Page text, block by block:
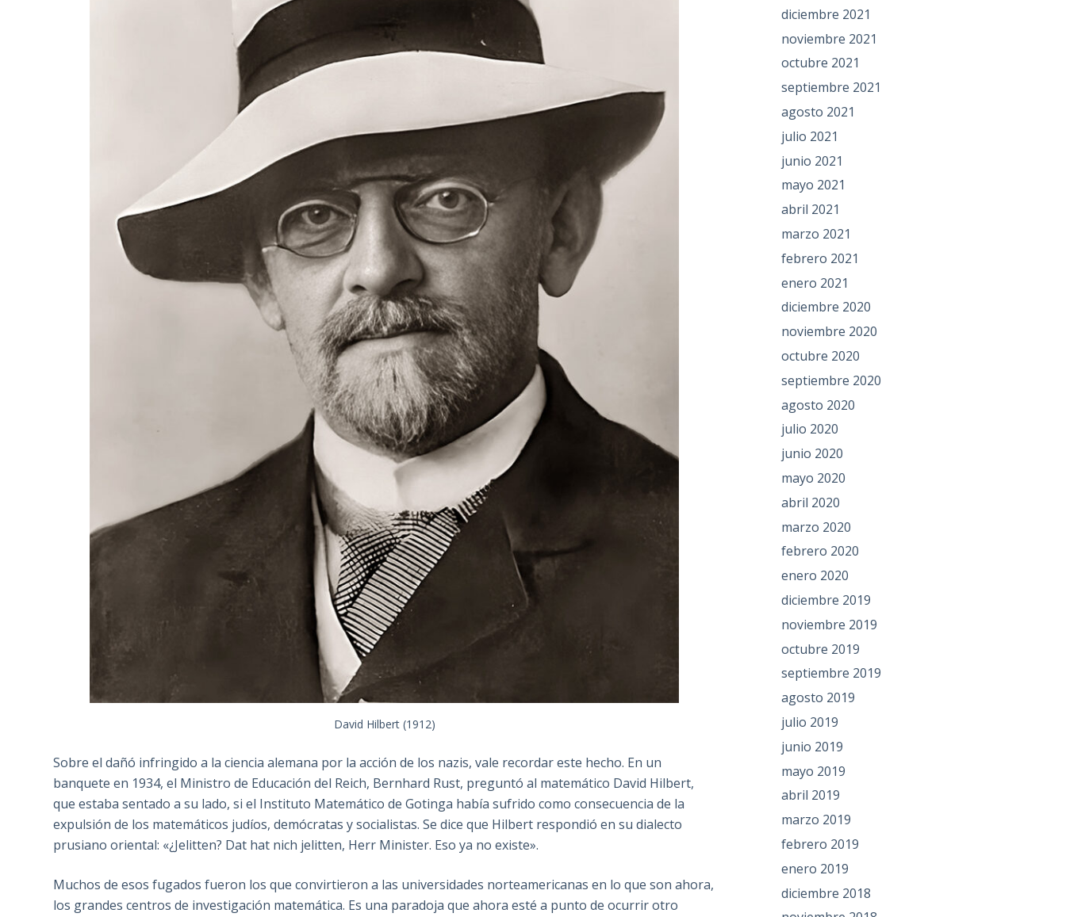
David Hilbert (1912)
Sobre el dañó infringido a la ciencia alemana por la acción de los nazis, vale recordar este hecho. En un
banquete en 1934, el Ministro de Educación del Reich, Bernhard Rust, preguntó al matemático David Hilbert,
que estaba sentado a su lado, si el Instituto Matemático de Gotinga había sufrido como consecuencia de la
expulsión de los matemáticos judíos, demócratas y socialistas. Se dice que Hilbert respondió en su dialecto
prusiano oriental: «¿Jelitten? Dat hat nich jelitten, Herr Minister. Eso ya no existe».
Muchos de esos fugados fueron los que convirtieron a las universidades norteamericanas en lo que son ahora,
los grandes centros de investigación matemática. Es una paradoja que ahora esté a punto de ocurrir otro
diciembre 2021
noviembre 2021
octubre 2021
septiembre 2021
agosto 2021
julio 2021
junio 2021
mayo 2021
abril 2021
marzo 2021
febrero 2021
enero 2021
diciembre 2020
noviembre 2020
octubre 2020
septiembre 2020
agosto 2020
julio 2020
junio 2020
mayo 2020
abril 2020
marzo 2020
febrero 2020
enero 2020
diciembre 2019
noviembre 2019
octubre 2019
septiembre 2019
agosto 2019
julio 2019
junio 2019
mayo 2019
abril 2019
marzo 2019
febrero 2019
enero 2019
diciembre 2018